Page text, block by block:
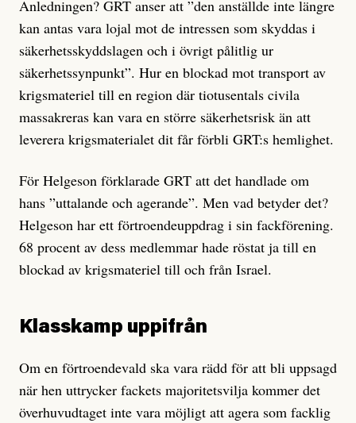
Anledningen? GRT anser att ”den anställde inte längre
kan antas vara lojal mot de intressen som skyddas i
säkerhetsskyddslagen och i övrigt pålitlig ur
säkerhetssynpunkt”. Hur en blockad mot transport av
krigsmateriel till en region där tiotusentals civila
massakreras kan vara en större säkerhetsrisk än att
leverera krigsmaterialet dit får förbli GRT:s hemlighet.
För Helgeson förklarade GRT att det handlade om
hans ”uttalande och agerande”. Men vad betyder det?
Helgeson har ett förtroendeuppdrag i sin fackförening.
68 procent av dess medlemmar hade röstat ja till en
blockad av krigsmateriel till och från Israel.
Klasskamp uppifrån
Om en förtroendevald ska vara rädd för att bli uppsagd
när hen uttrycker fackets majoritetsvilja kommer det
överhuvudtaget inte vara möjligt att agera som facklig